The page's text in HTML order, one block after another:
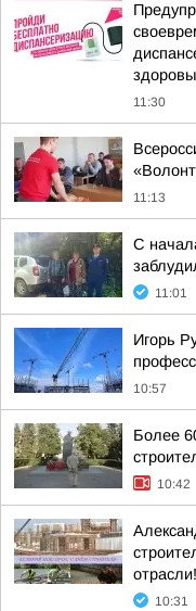
11:30
11:13
С
11:01
Игорь
10:57
Более
10:42
отрасли!
10:31